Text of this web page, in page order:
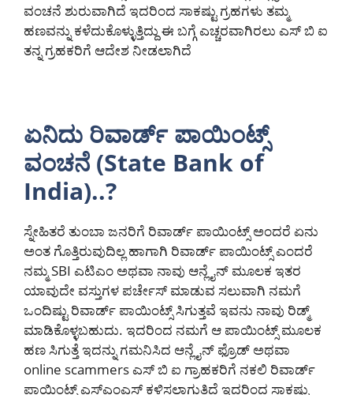
ವಂಚನೆ ಶುರುವಾಗಿದೆ ಇದರಿಂದ ಸಾಕಷ್ಟು ಗ್ರಹಗಳು ತಮ್ಮ
ಹಣವನ್ನು ಕಳೆದುಕೊಳ್ಳುತ್ತಿದ್ದು ಈ ಬಗ್ಗೆ ಎಚ್ಚರವಾಗಿರಲು ಎಸ್ ಬಿ ಐ
ತನ್ನ ಗ್ರಹಕರಿಗೆ ಆದೇಶ ನೀಡಲಾಗಿದೆ
ಏನಿದು ರಿವಾರ್ಡ್ ಪಾಯಿಂಟ್ಸ್
ವಂಚನೆ (State Bank of
India)..?
ಸ್ನೇಹಿತರೆ ತುಂಬಾ ಜನರಿಗೆ ರಿವಾರ್ಡ್ ಪಾಯಿಂಟ್ಸ್ ಅಂದರೆ ಏನು
ಅಂತ ಗೊತ್ತಿರುವುದಿಲ್ಲ ಹಾಗಾಗಿ ರಿವಾರ್ಡ್ ಪಾಯಿಂಟ್ಸ್ ಎಂದರೆ
ನಮ್ಮ SBI ಎಟಿಎಂ ಅಥವಾ ನಾವು ಆನ್ಲೈನ್ ಮೂಲಕ ಇತರ
ಯಾವುದೇ ವಸ್ತುಗಳ ಪರ್ಚೇಸ್ ಮಾಡುವ ಸಲುವಾಗಿ ನಮಗೆ
ಒಂದಿಷ್ಟು ರಿವಾರ್ಡ್ ಪಾಯಿಂಟ್ಸ್ ಸಿಗುತ್ತವೆ ಇವನು ನಾವು ರಿಡ್ಮ್
ಮಾಡಿಕೊಳ್ಳಬಹುದು. ಇದರಿಂದ ನಮಗೆ ಆ ಪಾಯಿಂಟ್ಸ್ ಮೂಲಕ
ಹಣ ಸಿಗುತ್ತೆ ಇದನ್ನು ಗಮನಿಸಿದ ಆನ್ಲೈನ್ ಫ್ರೊಡ್ ಅಥವಾ
online scammers ಎಸ್ ಬಿ ಐ ಗ್ರಾಹಕರಿಗೆ ನಕಲಿ ರಿವಾರ್ಡ್
ಪಾಯಿಂಟ್ಸ್ ಎಸ್ಎಂಎಸ್ ಕಳಿಸಲಾಗುತ್ತಿದೆ ಇದರಿಂದ ಸಾಕಷ್ಟು